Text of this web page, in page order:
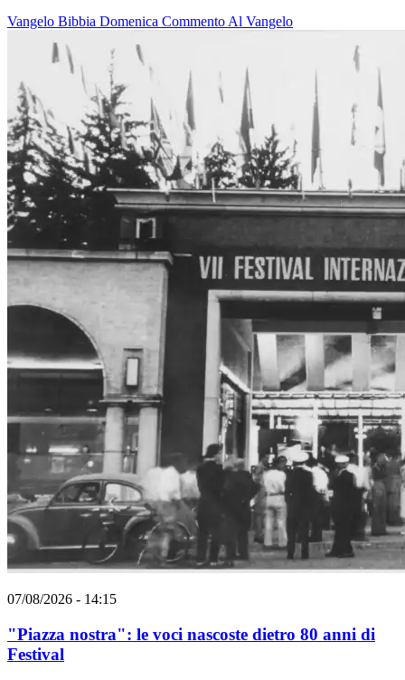
Vangelo Bibbia Domenica Commento Al Vangelo
07/08/2026 - 14:15
"Piazza nostra": le voci nascoste dietro 80 anni di
Festival